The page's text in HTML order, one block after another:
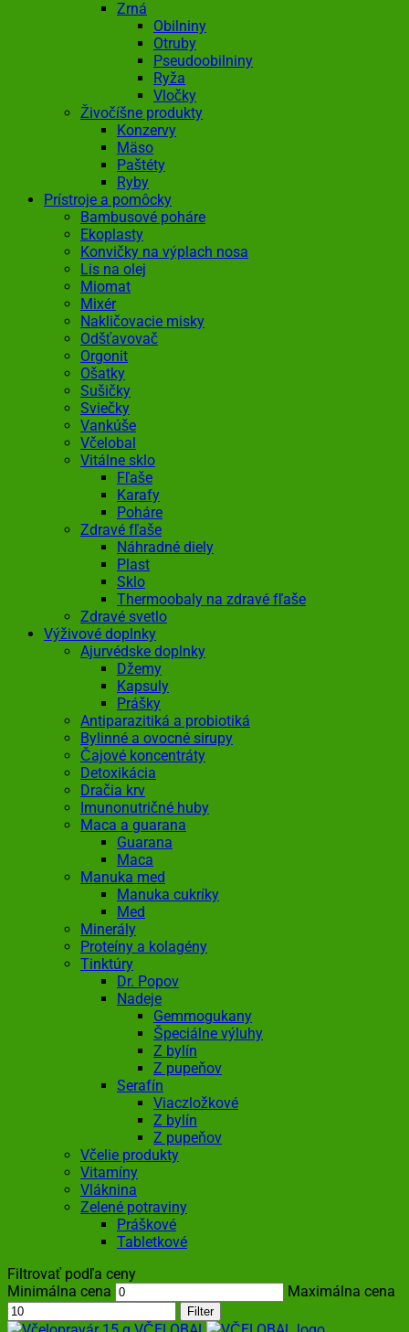
Zrná
Obilniny
Otruby
Pseudoobilniny
Ryža
Vločky
Živočíšne produkty
Konzervy
Mäso
Paštéty
Ryby
Prístroje a pomôcky
Bambusové poháre
Ekoplasty
Konvičky na výplach nosa
Lis na olej
Miomat
Mixér
Nakličovacie misky
Odšťavovač
Orgonit
Ošatky
Sušičky
Sviečky
Vankúše
Včelobal
Vitálne sklo
Fľaše
Karafy
Poháre
Zdravé fľaše
Náhradné diely
Plast
Sklo
Thermoobaly na zdravé fľaše
Zdravé svetlo
Výživové doplnky
Ajurvédske doplnky
Džemy
Kapsuly
Prášky
Antiparazitiká a probiotiká
Bylinné a ovocné sirupy
Čajové koncentráty
Detoxikácia
Dračia krv
Imunonutričné huby
Maca a guarana
Guarana
Maca
Manuka med
Manuka cukríky
Med
Minerály
Proteíny a kolagény
Tinktúry
Dr. Popov
Nadeje
Gemmogukany
Špeciálne výluhy
Z bylín
Z pupeňov
Serafín
Viaczložkové
Z bylín
Z pupeňov
Včelie produkty
Vitamíny
Vláknina
Zelené potraviny
Práškové
Tabletkové
Filtrovať podľa ceny
Minimálna cena
Maximálna cena
Filter